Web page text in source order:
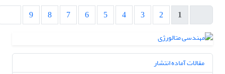
1
2
3
4
5
6
7
8
9
مقالات آماده انتشار